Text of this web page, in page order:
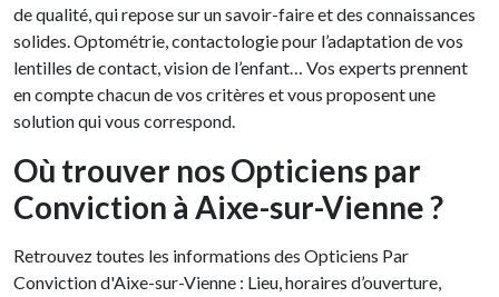
de qualité, qui repose sur un savoir-faire et des connaissances
solides. Optométrie, contactologie pour l’adaptation de vos
lentilles de contact, vision de l’enfant… Vos experts prennent
en compte chacun de vos critères et vous proposent une
solution qui vous correspond.
Où trouver nos Opticiens par
Conviction à Aixe-sur-Vienne ?
Retrouvez toutes les informations des Opticiens Par
Conviction d'Aixe-sur-Vienne : Lieu, horaires d’ouverture,